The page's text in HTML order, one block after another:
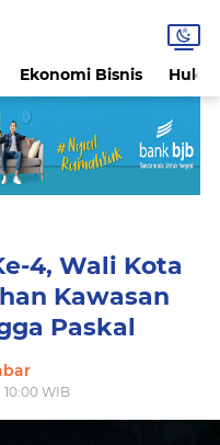
Ekonomi Bisnis
4, Wali Kota
Kawasan
Paskal
10:00 WIB